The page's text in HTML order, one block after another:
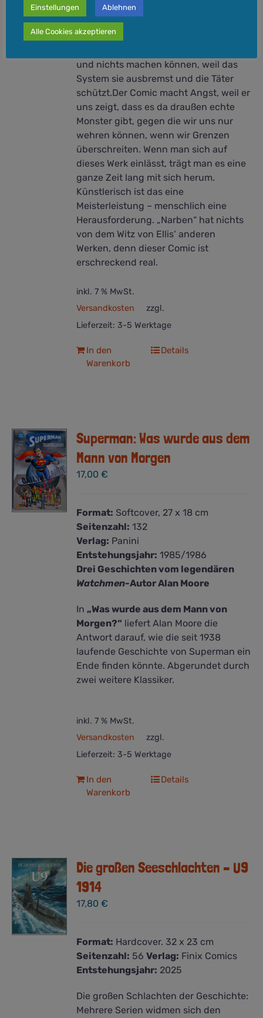
Laufe der Ermittlungen seine eigene
Geschichte einholt. Er lässt einen die
Hilflosigkeit der Polizisten fühlen, die
und nichts machen können, weil das
System sie ausbremst und die Täter
schützt.Der Comic macht Angst, weil er
uns zeigt, dass es da draußen echte
Monster gibt, gegen die wir uns nur
wehren können, wenn wir Grenzen
überschreiten. Wenn man sich auf
dieses Werk einlässt, trägt man es eine
ganze Zeit lang mit sich herum.
Künstlerisch ist das eine
Meisterleistung – menschlich eine
Herausforderung. „Narben“ hat nichts
von dem Witz von Ellis‘ anderen
Werken, denn dieser Comic ist
erschreckend real.
inkl. 7 % MwSt.
zzgl.
Versandkosten
Lieferzeit: 3-5 Werktage
In den
Warenkorb
Details
Superman: Was wurde aus dem
Mann von Morgen
17,00€
Format: Softcover, 27 x 18 cm
Seitenzahl: 132
Verlag: Panini
Entstehungsjahr: 1985/1986
Drei Geschichten vom legendären
Watchmen-Autor Alan Moore
In„Was wurde aus dem Mann von
Morgen?“ liefert Alan Moore die
Antwort darauf, wie die seit 1938
laufende Geschichte von Superman ein
Ende finden könnte. Abgerundet durch
zwei weitere Klassiker.
inkl. 7 % MwSt.
zzgl.
Versandkosten
Lieferzeit: 3-5 Werktage
In den
Warenkorb
Details
Die großen Seeschlachten – U9
1914
17,80€
Format: Hardcover. 32 x 23 cm
Seitenzahl: 56Verlag: Finix Comics
Entstehungsjahr: 2025
Die großen Schlachten der Geschichte:
Mehrere Serien widmen sich den
Einstellungen Ablehnen
Alle Cookies akzeptieren